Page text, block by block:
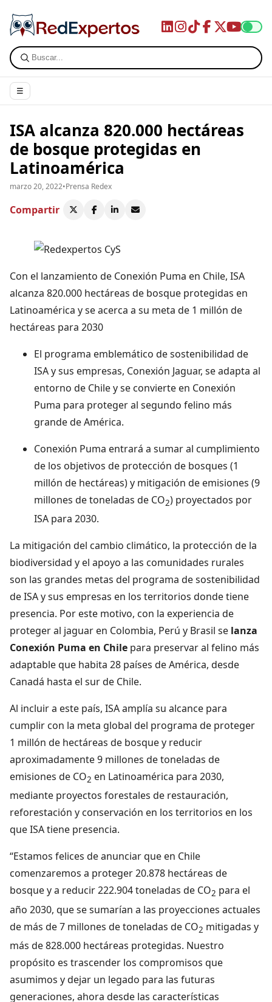
☰
ISA alcanza 820.000 hectáreas
de bosque protegidas en
Latinoamérica
marzo 20, 2022•Prensa Redex
Compartir
Con el lanzamiento de Conexión Puma en Chile, ISA
alcanza 820.000 hectáreas de bosque protegidas en
Latinoamérica y se acerca a su meta de 1 millón de
hectáreas para 2030
El programa emblemático de sostenibilidad de
ISA y sus empresas, Conexión Jaguar, se adapta al
entorno de Chile y se convierte en Conexión
Puma para proteger al segundo felino más
grande de América.
Conexión Puma entrará a sumar al cumplimiento
de los objetivos de protección de bosques (1
millón de hectáreas) y mitigación de emisiones (9
millones de toneladas de CO2) proyectados por
ISA para 2030.
La mitigación del cambio climático, la protección de la
biodiversidad y el apoyo a las comunidades rurales
son las grandes metas del programa de sostenibilidad
de ISA y sus empresas en los territorios donde tiene
presencia. Por este motivo, con la experiencia de
proteger al jaguar en Colombia, Perú y Brasil se lanza
Conexión Puma en Chile para preservar al felino más
adaptable que habita 28 países de América, desde
Canadá hasta el sur de Chile.
Al incluir a este país, ISA amplía su alcance para
cumplir con la meta global del programa de proteger
1 millón de hectáreas de bosque y reducir
aproximadamente 9 millones de toneladas de
emisiones de CO2 en Latinoamérica para 2030,
mediante proyectos forestales de restauración,
reforestación y conservación en los territorios en los
que ISA tiene presencia.
“Estamos felices de anunciar que en Chile
comenzaremos a proteger 20.878 hectáreas de
bosque y a reducir 222.904 toneladas de CO2 para el
año 2030, que se sumarían a las proyecciones actuales
de más de 7 millones de toneladas de CO2 mitigadas y
más de 828.000 hectáreas protegidas. Nuestro
propósito es trascender los compromisos que
asumimos y dejar un legado para las futuras
generaciones, ahora desde las características